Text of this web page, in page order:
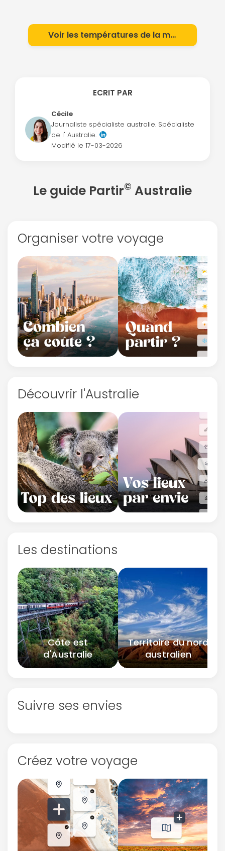
Voir les températures de la mer
ECRIT PAR
Cécile
Journaliste spécialiste australie. Spécialiste
de l' Australie.
Modifié le 17-03-2026
Le guide Partir© Australie
Organiser votre voyage
Découvrir l'Australie
Les destinations
Côte est
d'Australie
Territoire du nord
australien
Suivre ses envies
Créez votre voyage